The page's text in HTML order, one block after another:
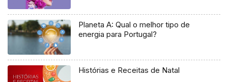
Planeta A: Qual o melhor tipo de
energia para Portugal?
Histórias e Receitas de Natal